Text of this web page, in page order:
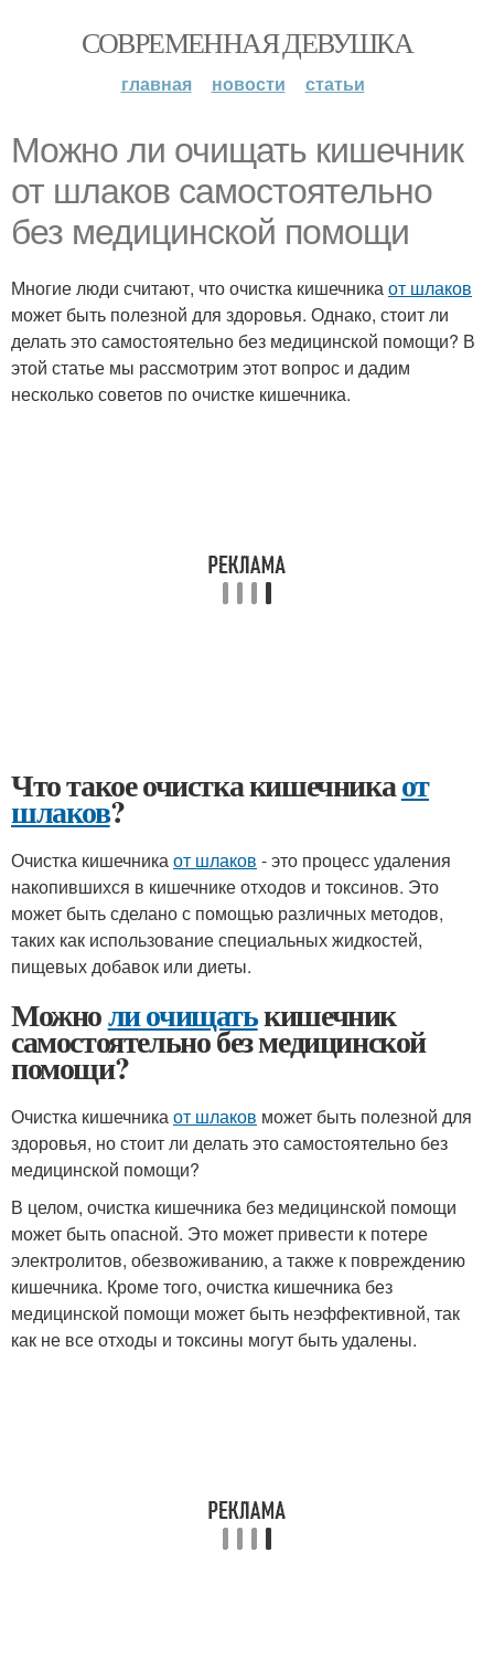
СОВРЕМЕННАЯ ДЕВУШКА
главная новости статьи
Можно ли очищать кишечник
от шлаков самостоятельно
без медицинской помощи
Многие люди считают, что очистка кишечникаот шлаков
может быть полезной для здоровья. Однако, стоит ли
делать это самостоятельно без медицинской помощи? В
этой статье мы рассмотрим этот вопрос и дадим
несколько советов по очистке кишечника.
Что такое очистка кишечникаот
шлаков?
Очистка кишечникаот шлаков - это процесс удаления
накопившихся в кишечнике отходов и токсинов. Это
может быть сделано с помощью различных методов,
таких как использование специальных жидкостей,
пищевых добавок или диеты.
Можноли очищатькишечник
самостоятельно без медицинской
помощи?
Очистка кишечникаот шлаков может быть полезной для
здоровья, но стоит ли делать это самостоятельно без
медицинской помощи?
В целом, очистка кишечника без медицинской помощи
может быть опасной. Это может привести к потере
электролитов, обезвоживанию, а также к повреждению
кишечника. Кроме того, очистка кишечника без
медицинской помощи может быть неэффективной, так
как не все отходы и токсины могут быть удалены.